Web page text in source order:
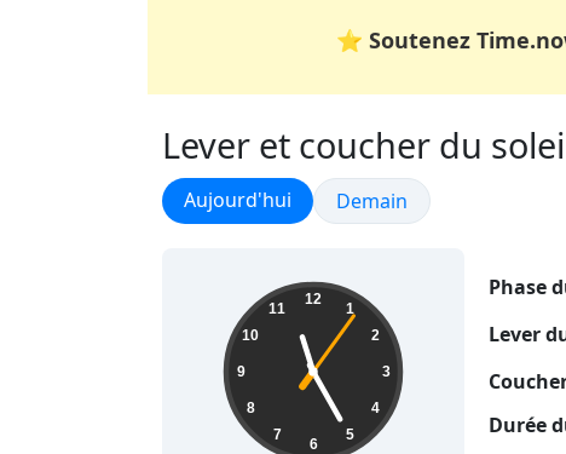
⭐ Soutenez
Lever et coucher du
Lever et coucher du soleil
Aujourd'hui Lever et coucher du soleil
Demain
11:25:07 12
1
2
3
4
5
6
7
8
9
10
11
Phase
Lever
Durée